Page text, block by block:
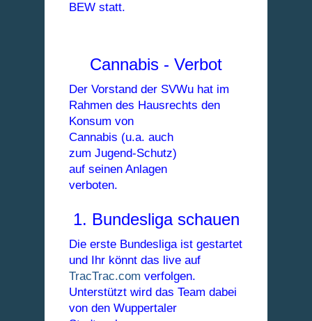
BEW statt.
Cannabis - Verbot
Der Vorstand der SVWu hat im
Rahmen des Hausrechts den
Konsum von
Cannabis (u.a. auch
zum Jugend-Schutz)
auf seinen Anlagen
verboten.
1. Bundesliga schauen
Die erste Bundesliga ist gestartet
und Ihr könnt das live auf
TracTrac.com verfolgen.
Unterstützt wird das Team dabei
von den Wuppertaler